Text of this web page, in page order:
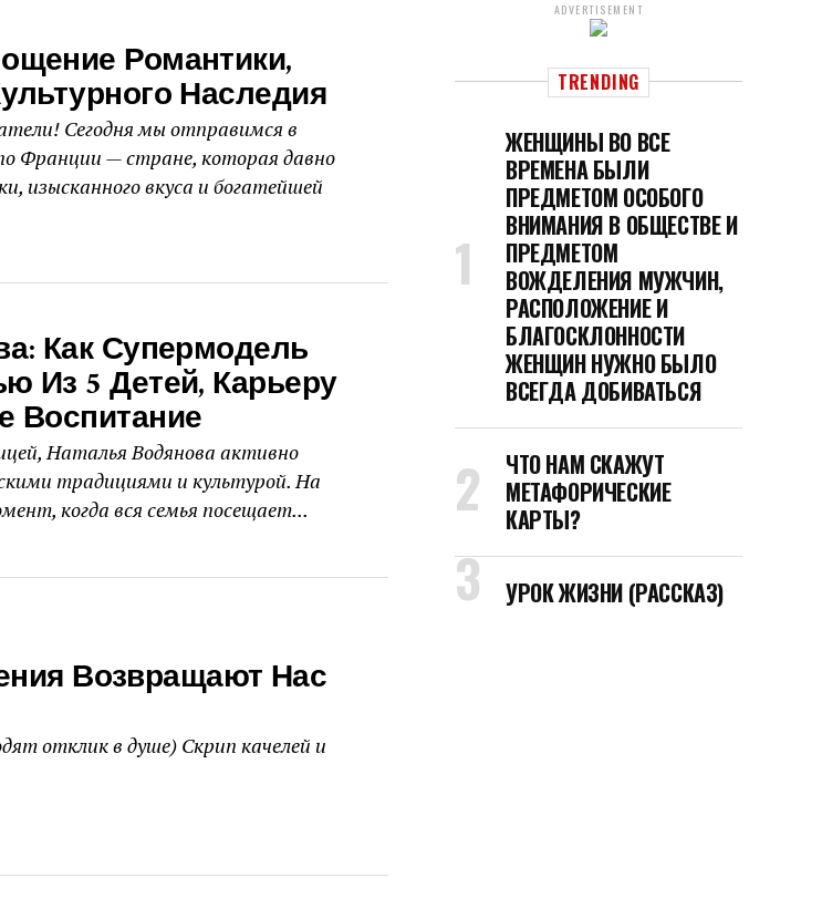
Романтики,
Наследия
Сегодня мы отправимся в
Франции — стране, которая давно
изысканного вкуса и богатейшей
Как Супермодель
Из 5 Детей, Карьеру
Воспитание
Наталья Водянова активно
традициями и культурой. На
когда вся семья посещает...
Возвращают Нас
отклик в душе) Скрип качелей и
ADVERTISEMENT
TRENDING
ЖЕНЩИНЫ ВО ВСЕ
ВРЕМЕНА БЫЛИ
ПРЕДМЕТОМ ОСОБОГО
ВНИМАНИЯ В ОБЩЕСТВЕ И
ПРЕДМЕТОМ
ВОЖДЕЛЕНИЯ МУЖЧИН,
РАСПОЛОЖЕНИЕ И
БЛАГОСКЛОННОСТИ
ЖЕНЩИН НУЖНО БЫЛО
ВСЕГДА ДОБИВАТЬСЯ
ЧТО НАМ СКАЖУТ
МЕТАФОРИЧЕСКИЕ
КАРТЫ?
УРОК ЖИЗНИ (РАССКАЗ)